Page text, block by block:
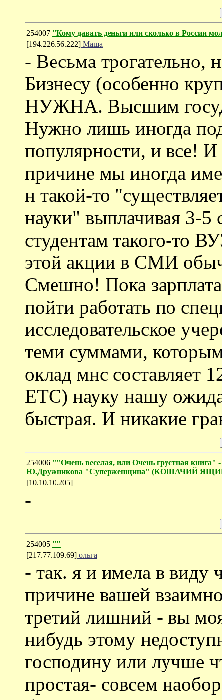
254007 "Кому давать деньги или cколько в России
[194.226.56.222] Маша
- Весьма трогательно,
Бизнесу (особенно
НУЖНА. Высшим
Нужно лишь иногда
популярности, и все!
причине мы иногда
н такой-то
науки" выплачивая 3-
студентам такого-то
этой акции в СМИ
Смешно! Пока
пойти работать по
исследовательское
теми суммами,
оклад мнс составляет
ЕТС) науку нашу
быстрая. И никакие
254006 ""Очень веселая, или Очень грустная книга"
Ю.Дружникова "Суперженщина" (КОШАЧИЙ
[10.10.10.205]
-
254005 ""
[217.77.109.69] ольга
- так. я и имела в виду
причине вашей
третий лишний - вы
нибудь этому
господину или лучше
простая- совсем